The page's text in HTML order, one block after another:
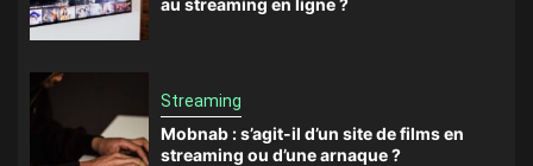
Streaming
Mobnab : s’agit-il d’un site de films en
streaming ou d’une arnaque ?